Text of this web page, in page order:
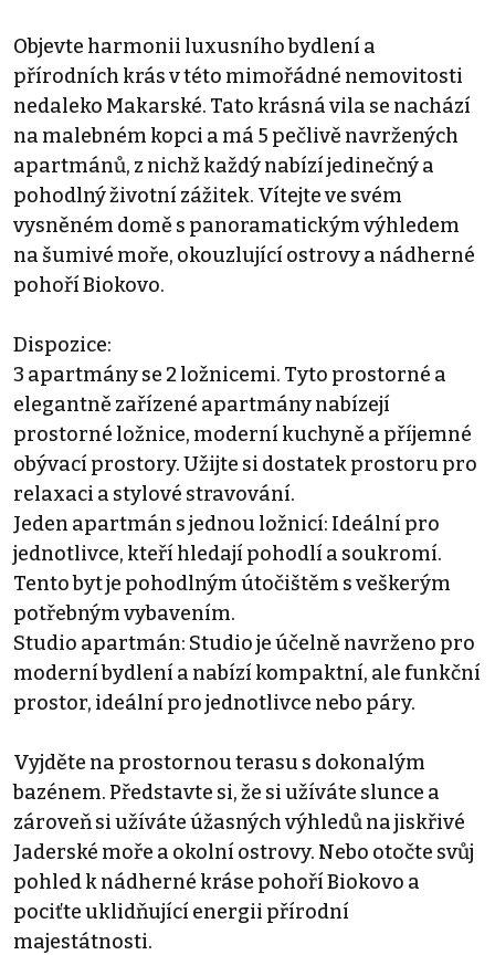
Objevte harmonii luxusního bydlení a
přírodních krás v této mimořádné nemovitosti
nedaleko Makarské. Tato krásná vila se nachází
na malebném kopci a má 5 pečlivě navržených
apartmánů, z nichž každý nabízí jedinečný a
pohodlný životní zážitek. Vítejte ve svém
vysněném domě s panoramatickým výhledem
na šumivé moře, okouzlující ostrovy a nádherné
pohoří Biokovo.
Dispozice:
3 apartmány se 2 ložnicemi. Tyto prostorné a
elegantně zařízené apartmány nabízejí
prostorné ložnice, moderní kuchyně a příjemné
obývací prostory. Užijte si dostatek prostoru pro
relaxaci a stylové stravování.
Jeden apartmán s jednou ložnicí: Ideální pro
jednotlivce, kteří hledají pohodlí a soukromí.
Tento byt je pohodlným útočištěm s veškerým
potřebným vybavením.
Studio apartmán: Studio je účelně navrženo pro
moderní bydlení a nabízí kompaktní, ale funkční
prostor, ideální pro jednotlivce nebo páry.
Vyjděte na prostornou terasu s dokonalým
bazénem. Představte si, že si užíváte slunce a
zároveň si užíváte úžasných výhledů na jiskřivé
Jaderské moře a okolní ostrovy. Nebo otočte svůj
pohled k nádherné kráse pohoří Biokovo a
pociťte uklidňující energii přírodní
majestátnosti.